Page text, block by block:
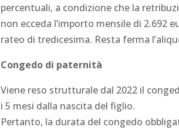
percentuali, a condizione che la
non ecceda l’importo mensile di 2.692
rateo di tredicesima. Resta ferma
Congedo di paternità
Viene reso strutturale dal 2022 il
i 5 mesi dalla nascita del figlio.
Pertanto, la durata del congedo